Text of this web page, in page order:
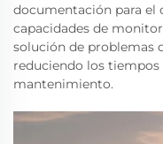
documentación para
capacidades de
solución de problemas
reduciendo los tiempos
mantenimiento.